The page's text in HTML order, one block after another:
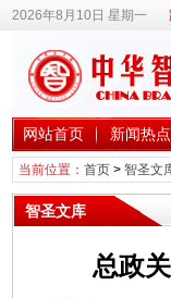
2026年8月10日 星期一
网站首页 新闻热点
当前位置： 首页> 智圣文
智圣文库
总政